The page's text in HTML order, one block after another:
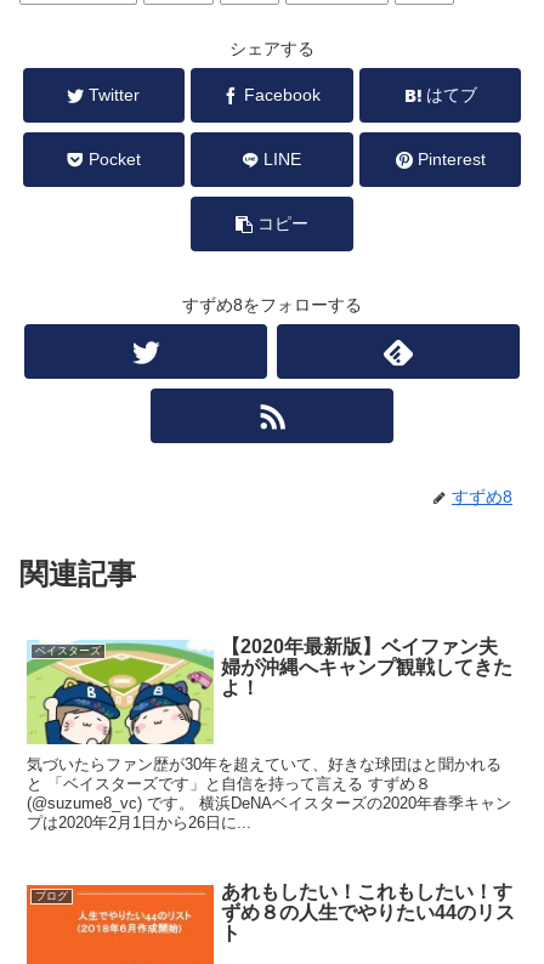
シェアする
Twitter Facebook はてブ
Pocket LINE Pinterest
コピー
すずめ8をフォローする
すずめ8
関連記事
ベイスターズ
【2020年最新版】ベイファン夫
婦が沖縄へキャンプ観戦してきた
よ！
気づいたらファン歴が30年を超えていて、好きな球団はと聞かれる
と 「ベイスターズです」と自信を持って言える すずめ８
(@suzume8_vc) です。 横浜DeNAベイスターズの2020年春季キャン
プは2020年2月1日から26日に...
ブログ
あれもしたい！これもしたい！す
ずめ８の人生でやりたい44のリス
ト